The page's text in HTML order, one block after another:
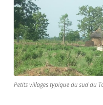
Petits villages typique du sud du